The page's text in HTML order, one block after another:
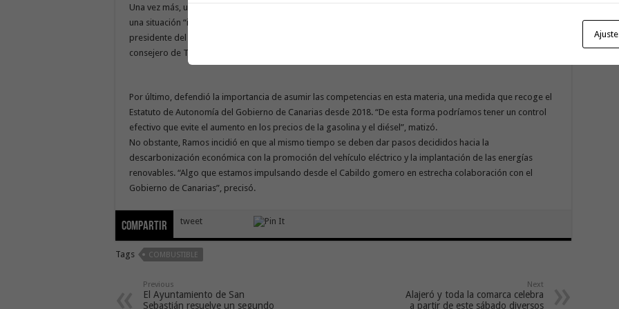
Una vez más, urgió a buscar los mecanismos que pongan fin a la carestía del producto, lo que calificó de
una situación “inasumible”, lo que ha motivado que el portavoz de ASG en el Parlamento canario y
presidente del Cabildo de La Gomera, Casimiro Curbelo, trasladara recientemente, mediante escrito al
consejero de Transporte, la necesidad de buscar soluciones reales y satisfactorias.
Por último, defendió la importancia de asumir las competencias en esta materia, una medida que recoge el
Estatuto de Autonomía del Gobierno de Canarias desde 2018. “De esta forma podríamos tener un control
efectivo que evite el aumento en los precios de la gasolina y el diésel”, matizó.
No obstante, Ramos incidió en que al mismo tiempo se deben dar pasos decididos hacia la
descarbonización económica con la promoción del vehículo eléctrico y la implantación de las energías
renovables. “Algo que estamos impulsando desde el Cabildo gomero en estrecha colaboración con el
Gobierno de Canarias”, precisó.
Compartir tweet
Tags COMBUSTIBLE
Previous
El Ayuntamiento de San
Sebastián resuelve un segundo
Next
Alajeró y toda la comarca celebra
a partir de este sábado diversos